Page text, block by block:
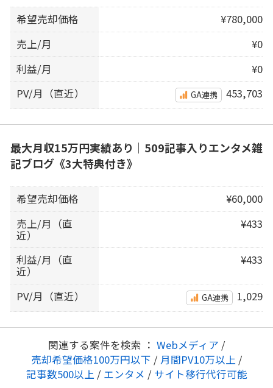
希望売却価格
¥780,000
売上/月
¥0
利益/月
¥0
PV/月（直近）
GA連携 453,703
最大月収15万円実績あり｜509記事入りエンタメ雑
記ブログ《3大特典付き》
希望売却価格
¥60,000
売上/月（直
近）
¥433
利益/月（直
近）
¥433
PV/月（直近） GA連携 1,029
関連する案件を検索 ： Webメディア /
売却希望価格100万円以下 / 月間PV10万以上 /
記事数500以上 / エンタメ / サイト移行代行可能